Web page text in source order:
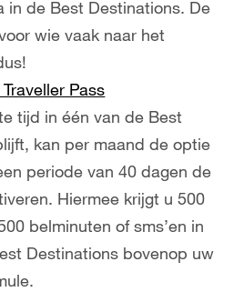
in de Best Destinations. De
wie vaak naar het
Pass
tijd in één van de Best
kan per maand de optie
periode van 40 dagen de
Hiermee krijgt u 500
belminuten of sms’en in
Destinations bovenop uw